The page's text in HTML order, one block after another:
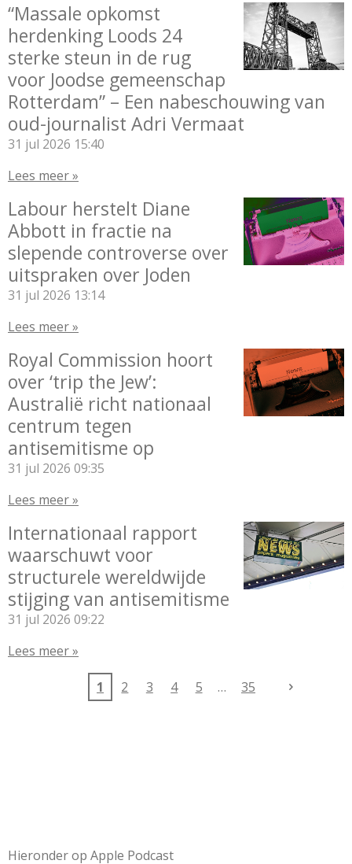
“Massale opkomst
herdenking Loods 24
sterke steun in de rug
voor Joodse gemeenschap
Rotterdam” – Een nabeschouwing van
oud-journalist Adri Vermaat
31 jul 2026 15:40
Lees meer »
Labour herstelt Diane
Abbott in fractie na
slepende controverse over
uitspraken over Joden
31 jul 2026 13:14
Lees meer »
Royal Commission hoort
over ‘trip the Jew’:
Australië richt nationaal
centrum tegen
antisemitisme op
31 jul 2026 09:35
Lees meer »
Internationaal rapport
waarschuwt voor
structurele wereldwijde
stijging van antisemitisme
31 jul 2026 09:22
Lees meer »
1 2 3 4 5 35
Hieronder op Apple Podcast